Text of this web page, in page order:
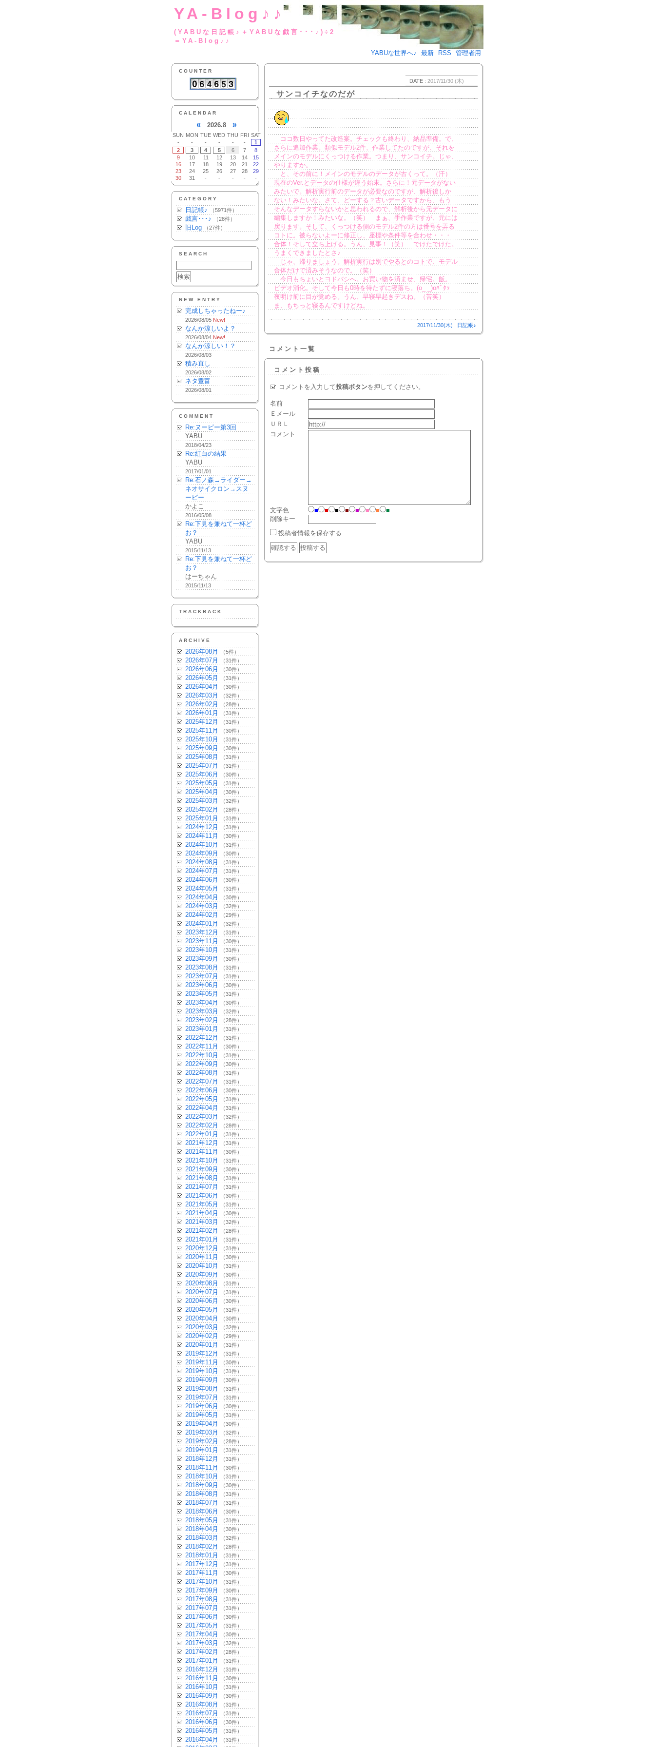
YA-Blog♪♪
(YABUな日記帳♪＋YABUな戯言･･･♪)÷2
＝YA-Blog♪♪
YABUな世界へ♪
最新 RSS 管理者用
COUNTER
CALENDAR
« 2026.8 »
SUN MON TUE WED THU FRI SAT
-
- - - - -
1
2
3 4 5 6 7
8
9
10 11 12 13 14
15
16
17 18 19 20 21
22
23
24 25 26 27 28
29
30
31 - - - - -
CATEGORY
日記帳♪ （5971件）
戯言･･･♪ （28件）
旧Log （27件）
SEARCH
NEW ENTRY
完成しちゃったねー♪
2026/08/05 New!
なんか涼しいよ？
2026/08/04 New!
なんか涼しい！？
2026/08/03
積み直し
2026/08/02
ネタ豊富
2026/08/01
COMMENT
Re:ヌーピー第3回
YABU
2018/04/23
Re:紅白の結果
YABU
2017/01/01
Re:石ノ森→ライダー→
ネオサイクロン→スヌ
ーピー
かよこ
2016/05/08
Re:下見を兼ねて一杯ど
お？
YABU
2015/11/13
Re:下見を兼ねて一杯ど
お？
はーちゃん
2015/11/13
TRACKBACK
ARCHIVE
2026年08月 （5件）
2026年07月 （31件）
2026年06月 （30件）
2026年05月 （31件）
2026年04月 （30件）
2026年03月 （32件）
2026年02月 （28件）
2026年01月 （31件）
2025年12月 （31件）
2025年11月 （30件）
2025年10月 （31件）
2025年09月 （30件）
2025年08月 （31件）
2025年07月 （31件）
2025年06月 （30件）
2025年05月 （31件）
2025年04月 （30件）
2025年03月 （32件）
2025年02月 （28件）
2025年01月 （31件）
2024年12月 （31件）
2024年11月 （30件）
2024年10月 （31件）
2024年09月 （30件）
2024年08月 （31件）
2024年07月 （31件）
2024年06月 （30件）
2024年05月 （31件）
2024年04月 （30件）
2024年03月 （32件）
2024年02月 （29件）
2024年01月 （32件）
2023年12月 （31件）
2023年11月 （30件）
2023年10月 （31件）
2023年09月 （30件）
2023年08月 （31件）
2023年07月 （31件）
2023年06月 （30件）
2023年05月 （31件）
2023年04月 （30件）
2023年03月 （32件）
2023年02月 （28件）
2023年01月 （31件）
2022年12月 （31件）
2022年11月 （30件）
2022年10月 （31件）
2022年09月 （30件）
2022年08月 （31件）
2022年07月 （31件）
2022年06月 （30件）
2022年05月 （31件）
2022年04月 （31件）
2022年03月 （32件）
2022年02月 （28件）
2022年01月 （31件）
2021年12月 （31件）
2021年11月 （30件）
2021年10月 （31件）
2021年09月 （30件）
2021年08月 （31件）
2021年07月 （31件）
2021年06月 （30件）
2021年05月 （31件）
2021年04月 （30件）
2021年03月 （32件）
2021年02月 （28件）
2021年01月 （31件）
2020年12月 （31件）
2020年11月 （30件）
2020年10月 （31件）
2020年09月 （30件）
2020年08月 （31件）
2020年07月 （31件）
2020年06月 （30件）
2020年05月 （31件）
2020年04月 （30件）
2020年03月 （32件）
2020年02月 （29件）
2020年01月 （31件）
2019年12月 （31件）
2019年11月 （30件）
2019年10月 （31件）
2019年09月 （30件）
2019年08月 （31件）
2019年07月 （31件）
2019年06月 （30件）
2019年05月 （31件）
2019年04月 （30件）
2019年03月 （32件）
2019年02月 （28件）
2019年01月 （31件）
2018年12月 （31件）
2018年11月 （30件）
2018年10月 （31件）
2018年09月 （30件）
2018年08月 （31件）
2018年07月 （31件）
2018年06月 （30件）
2018年05月 （31件）
2018年04月 （30件）
2018年03月 （32件）
2018年02月 （28件）
2018年01月 （31件）
2017年12月 （31件）
2017年11月 （30件）
2017年10月 （31件）
2017年09月 （30件）
2017年08月 （31件）
2017年07月 （31件）
2017年06月 （30件）
2017年05月 （31件）
2017年04月 （30件）
2017年03月 （32件）
2017年02月 （28件）
2017年01月 （31件）
2016年12月 （31件）
2016年11月 （30件）
2016年10月 （31件）
2016年09月 （30件）
2016年08月 （31件）
2016年07月 （31件）
2016年06月 （30件）
2016年05月 （31件）
2016年04月 （31件）
DATE : 2017/11/30 (木)
サンコイチなのだが
ココ数日やってた改造案。チェックも終わり、納品準備。で、
さらに追加作業。類似モデル2件、作業してたのですが、それを
メインのモデルにくっつける作業。つまり、サンコイチ。じゃ、
やりますか。
と、その前に！メインのモデルのデータが古くって。（汗）
現在のVer.とデータの仕様が違う始末。さらに！元データがない
みたいで。解析実行前のデータが必要なのですが、解析後しか
ない！みたいな。さて、どーする？古いデータですから、もう
そんなデータすらないかと思われるので、解析後から元データに
編集しますか！みたいな。（笑） まぁ、手作業ですが、元には
戻ります。そして、くっつける側のモデル2件の方は番号を弄る
コトに。被らないよーに修正し、座標や条件等を合わせ・・・
合体！そして立ち上げる。うん、見事！（笑） でけたでけた。
うまくできましたとさ♪
じゃ、帰りましょう。解析実行は別でやるとのコトで、モデル
合体だけで済みそうなので。（笑）
今日もちょいとヨドバシへ。お買い物を済ませ、帰宅。飯。
ビデオ消化。そして今日も0時を待たずに寝落ち。(o_ _)oﾊﾞﾀｯ
夜明け前に目が覚める。うん、早寝早起きデスね。（苦笑）
ま、もちっと寝るんですけどね。
2017/11/30(木) 日記帳♪
コメント一覧
コメント投稿
コメントを入力して投稿ボタンを押してください。
名前
Ｅメール
ＵＲＬ
コメント
文字色 ■ ■ ■ ■ ■ ■ ■
■
削除キー
投稿者情報を保存する